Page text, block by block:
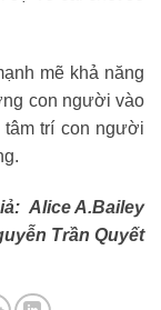
mẽ khả năng
con người vào
tâm trí con người
Alice A.Bailey
Trần Quyết